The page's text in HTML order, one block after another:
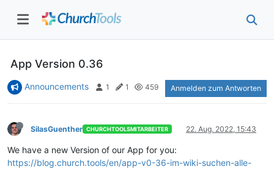
App Version 0.36
Announcements 1 1 459 Anmelden zum Antworten
SilasGuenther CHURCHTOOLSMITARBEITER 22. Aug. 2022, 15:43
We have a new Version of our App for you:
https://blog.church.tools/en/app-v0-36-im-wiki-suchen-alle-